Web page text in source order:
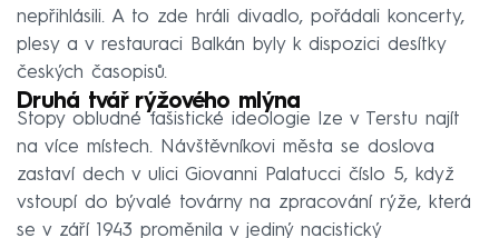
nepřihlásili. A to zde hráli divadlo, pořádali koncerty,
plesy a v restauraci Balkán byly k dispozici desítky
českých časopisů.
Druhá tvář rýžového mlýna
Stopy obludné fašistické ideologie lze v Terstu najít
na více místech. Návštěvníkovi města se doslova
zastaví dech v ulici Giovanni Palatucci číslo 5, když
vstoupí do bývalé továrny na zpracování rýže, která
se v září 1943 proměnila v jediný nacistický